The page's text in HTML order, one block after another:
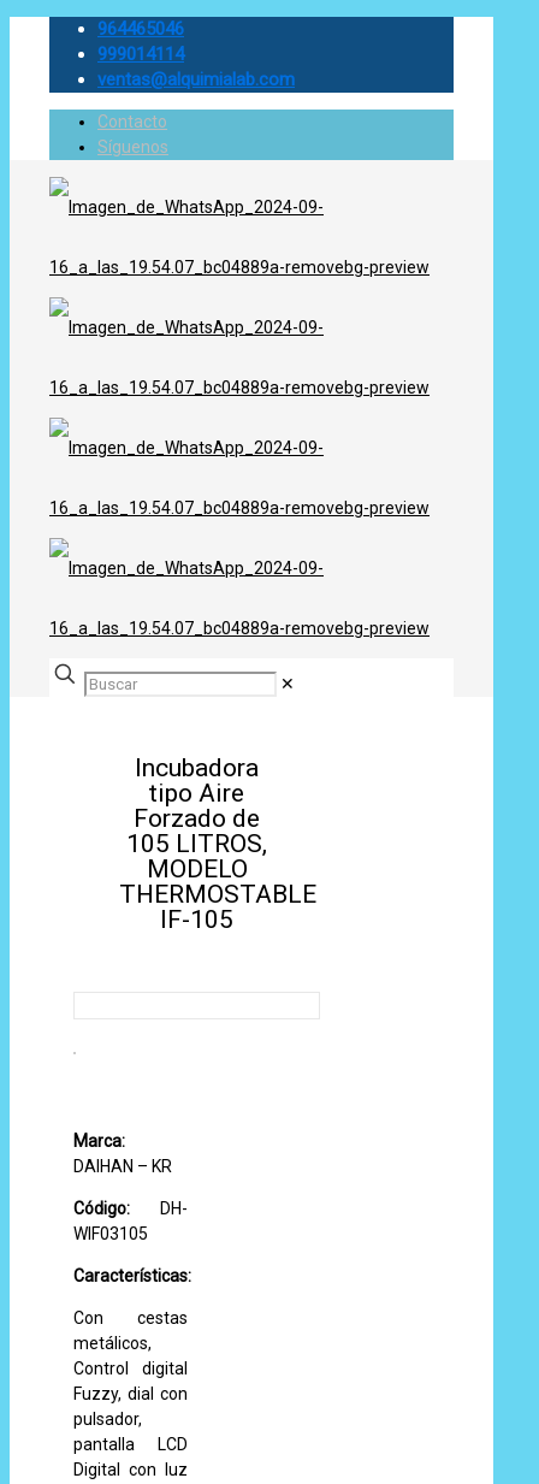
964465046
999014114
ventas@alquimialab.com
Contacto
Síguenos
✕
Incubadora
tipo Aire
Forzado de
105 LITROS,
MODELO
THERMOSTABLE
IF-105
Marca:
DAIHAN – KR
Código: DH-
WIF03105
Características:
Con cestas
metálicos,
Control digital
Fuzzy, dial con
pulsador,
pantalla LCD
Digital con luz